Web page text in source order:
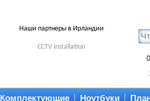
Наши партнеры в Ирландии
CCTV installation
Комплектующие Ноутбуки